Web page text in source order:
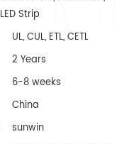
LED Strip
UL, CUL, ETL, CETL
2 Years
6-8 weeks
China
sunwin